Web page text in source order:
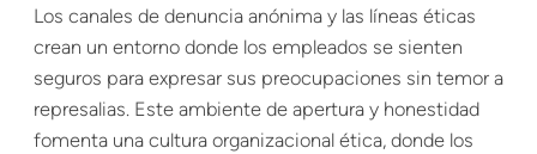
Los canales de denuncia anónima y las líneas éticas
crean un entorno donde los empleados se sienten
seguros para expresar sus preocupaciones sin temor a
represalias. Este ambiente de apertura y honestidad
fomenta una cultura organizacional ética, donde los